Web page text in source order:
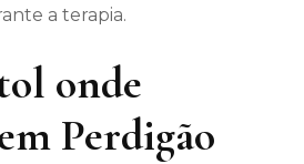
a terapia.
onde
Perdigão